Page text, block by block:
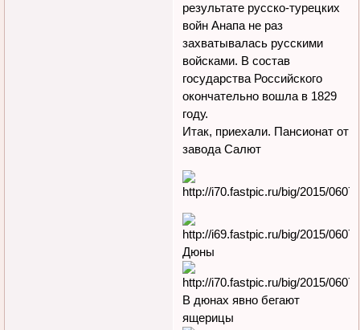
результате русско-турецких
войн Анапа не раз
захватывалась русскими
войсками. В состав
государства Российского
окончательно вошла в 1829
году.
Итак, приехали. Пансионат от
завода Салют
Дюны
В дюнах явно бегают
ящерицы